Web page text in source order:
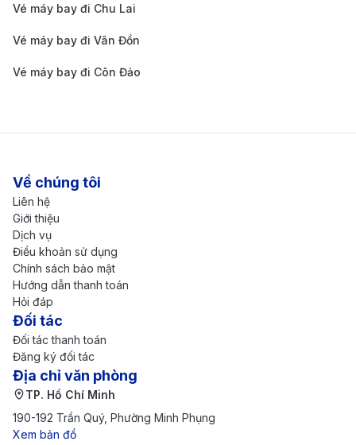
Nuwara Eliya là một Thành phố ánh sáng, nơi đây là
trung tâm của ngành trồng chè ở Sri Lanka (Nguồn:
Thông tin tiền tệ ở Sri Lanka
Đơn vị tiền tệ chính thức ở Sri Lanka là đồng Rupee
Sri Lanka (Rs), 100rupee tương đương khoảng 8.200Đ
(tùy thời điểm). Để thuận tiện cho việc mua sắm, chi
Vé máy bay đi Chu Lai
Vé máy bay đi Vân Đồn
Vé máy bay đi Côn Đảo
Về chúng tôi
Liên hệ
Giới thiệu
Dịch vụ
Điều khoản sử dụng
Chính sách bảo mật
Hướng dẫn thanh toán
Hỏi đáp
Đối tác
Đối tác thanh toán
Đăng ký đối tác
Địa chỉ văn phòng
TP. Hồ Chí Minh
190-192 Trần Quý, Phường Minh Phụng
Xem bản đồ